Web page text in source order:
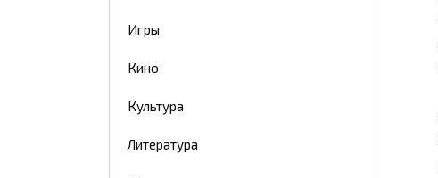
Игры
Кино
Культура
Литература